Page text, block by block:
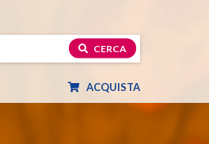
CERCA
ACQUISTA